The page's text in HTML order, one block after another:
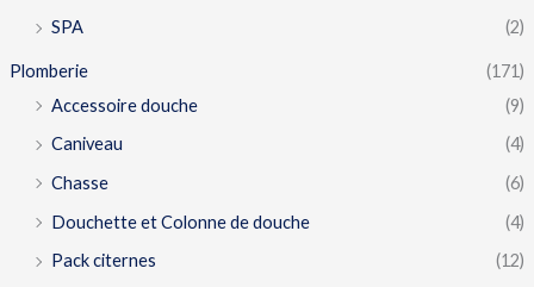
SPA
(2)
Plomberie
(171)
Accessoire douche
(9)
Caniveau
(4)
Chasse
(6)
Douchette et Colonne de douche
(4)
Pack citernes
(12)